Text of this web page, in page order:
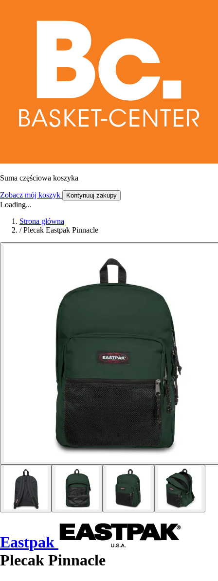
Suma częściowa koszyka
Zobacz mój koszyk Kontynuuj zakupy
Loading...
Strona główna
/ Plecak Eastpak Pinnacle
Eastpak
Plecak Pinnacle